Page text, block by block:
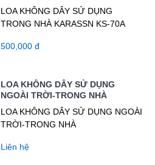
LOA KHÔNG DÂY SỬ DỤNG
TRONG NHÀ KARASSN KS-70A
500,000 đ
LOA KHÔNG DÂY SỬ DỤNG
NGOÀI TRỜI-TRONG NHÀ
LOA KHÔNG DÂY SỬ DỤNG NGOÀI
TRỜI-TRONG NHÀ
Liên hệ